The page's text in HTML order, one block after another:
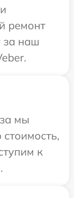
ремонт
за наш
мы
к